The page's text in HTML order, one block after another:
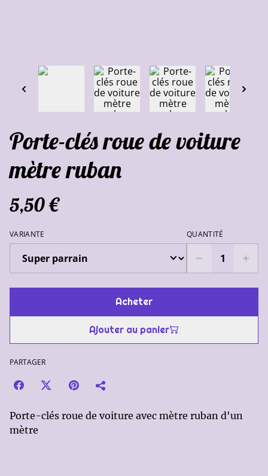
Porte-clés roue de voiture
mètre ruban
5,50 €
VARIANTE QUANTITÉ
Acheter
Ajouter au panier
PARTAGER
Porte-clés roue de voiture avec mètre ruban d'un
mètre